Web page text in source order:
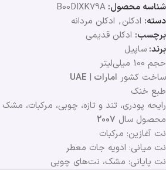
شناسه محصول: B00DIXK79A
دسته: ادکلن, ادکلن مردانه
برچسب: ادکلن قدیمی
برند: ساپیل
حجم 100 میلی‌لیتر
ساخت کشور امارات |
UAE
طبع خنک
رایحه پودری، تند و تازه، چوبی، مرکبات، مشک
محصول سال 2007
نت آغازین: مرکبات
نت میانی: ادویه جات معطر
نت پایانی: مشک، نت‌های چوبی